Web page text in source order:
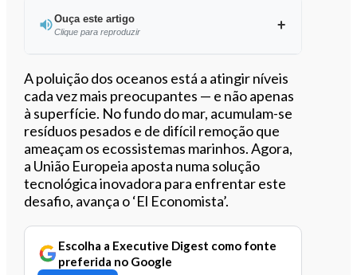
Ouça este artigo
Clique para reproduzir
0:00/2:45
A poluição dos oceanos está a atingir níveis
cada vez mais preocupantes — e não apenas
à superfície. No fundo do mar, acumulam-se
resíduos pesados e de difícil remoção que
ameaçam os ecossistemas marinhos. Agora,
a União Europeia aposta numa solução
tecnológica inovadora para enfrentar este
desafio, avança o ‘El Economista’.
Escolha a Executive Digest como fonte
preferida no Google